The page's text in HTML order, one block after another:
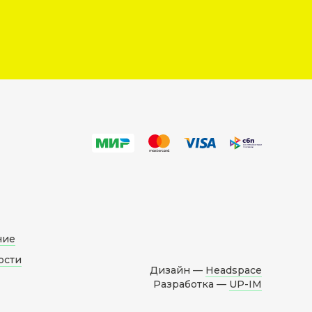
Дизайн — Headspace
Разработка — UP-IM